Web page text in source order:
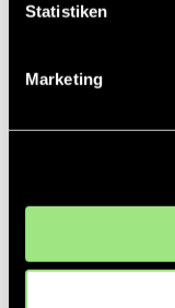
Statistiken
Marketing